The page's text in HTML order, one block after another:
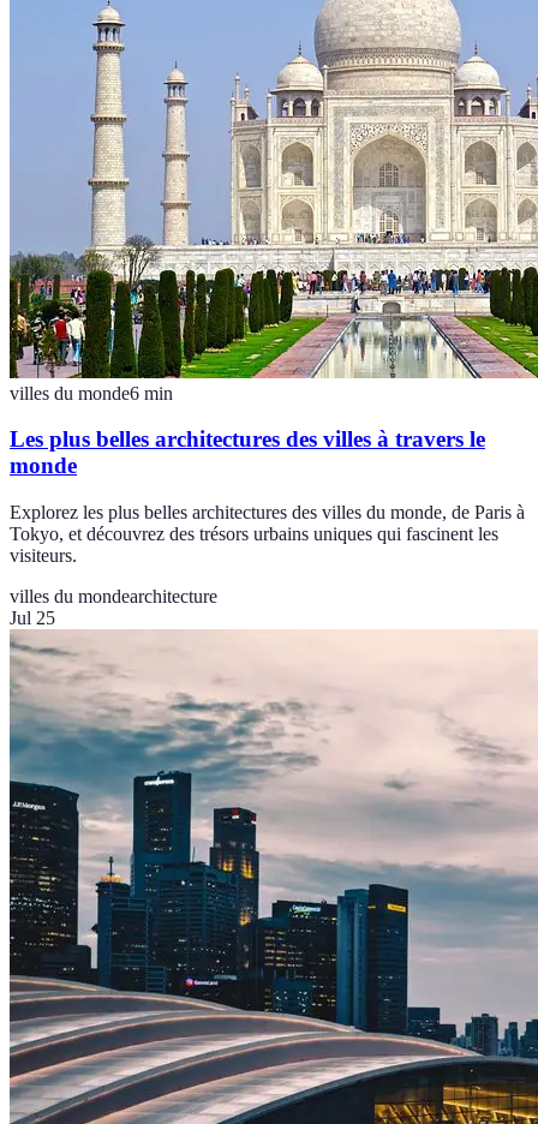
villes du monde6 min
Les plus belles architectures des villes à travers le
monde
Explorez les plus belles architectures des villes du monde, de Paris à
Tokyo, et découvrez des trésors urbains uniques qui fascinent les
visiteurs.
villes du mondearchitecture
Jul 25